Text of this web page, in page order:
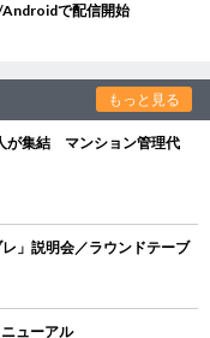
で配信開始
もっと見る
が集結 マンション管理代
」説明会／ラウンドテーブ
ューアル